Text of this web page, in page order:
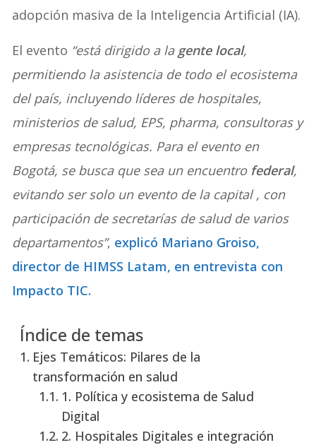
adopción masiva de la Inteligencia Artificial (IA).
El evento “está dirigido a la gente local,
permitiendo la asistencia de todo el ecosistema
del país, incluyendo líderes de hospitales,
ministerios de salud, EPS, pharma, consultoras y
empresas tecnológicas. Para el evento en
Bogotá, se busca que sea un encuentro federal,
evitando ser solo un evento de la capital , con
participación de secretarías de salud de varios
departamentos”, explicó Mariano Groiso,
director de HIMSS Latam, en entrevista con
Impacto TIC.
Índice de temas
Ejes Temáticos: Pilares de la
transformación en salud
1. Política y ecosistema de Salud
Digital
2. Hospitales Digitales e integración